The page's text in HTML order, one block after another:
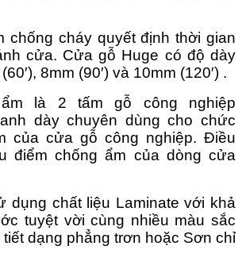
chống cháy quyết định thời gian
cửa. Cửa gỗ Huge có độ dày
8mm (90′) và 10mm (120′) .
là 2 tấm gỗ công nghiệp
dày chuyên dùng cho chức
của cửa gỗ công nghiệp. Điều
điểm chống ẩm của dòng cửa
dụng chất liệu Laminate với khả
tuyệt vời cùng nhiều màu sắc
dạng phẳng trơn hoặc Sơn chỉ